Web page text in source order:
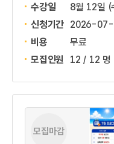
수강일
8월 12일 (
신청기간 2026-07-
비용
무료
모집인원
12 / 12 명
모집마감